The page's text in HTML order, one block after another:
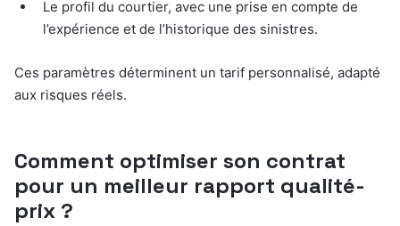
Le profil du courtier, avec une prise en compte de
l’expérience et de l’historique des sinistres.
Ces paramètres déterminent un tarif personnalisé, adapté
aux risques réels.
Comment optimiser son contrat
pour un meilleur rapport qualité-
prix ?